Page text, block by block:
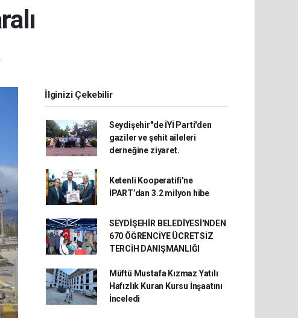
İlginizi Çekebilir
Seydişehir"de İYİ Parti'den
gaziler ve şehit aileleri
derneğine ziyaret.
Ketenli Kooperatifi'ne
İPART’dan 3.2 milyon hibe
SEYDİŞEHİR BELEDİYESİ'NDEN
670 ÖĞRENCİYE ÜCRETSİZ
TERCİH DANIŞMANLIĞI
Müftü Mustafa Kızmaz Yatılı
Hafızlık Kuran Kursu İnşaatını
İnceledi